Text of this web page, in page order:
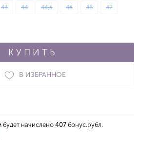
43 44 44,5 45 46 47
КУПИТЬ
В ИЗБРАННОЕ
начислено 407 бонус.рубл.